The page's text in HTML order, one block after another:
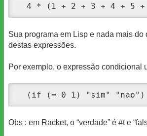
4 * (1 + 2 + 3 + 4 + 5
Sua programa em Lisp e nada mais do
destas expressões.
Por exemplo, o expressão condicional
  (if (= 0 1) "sim" "nao")
Obs : em Racket, o “verdade” é #t e